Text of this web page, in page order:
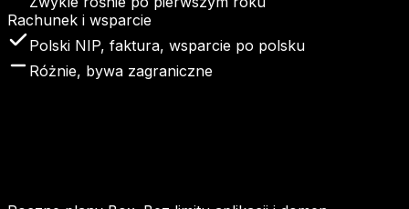
Rachunek i wsparcie
Polski NIP, faktura, wsparcie po polsku
Różnie, bywa zagraniczne